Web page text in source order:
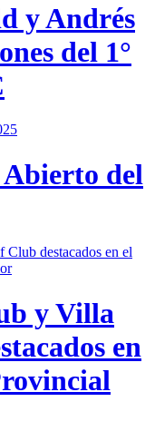
y Andrés
del 1°
del
y Villa
en